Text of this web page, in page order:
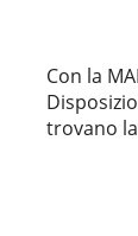
Con la
trovano